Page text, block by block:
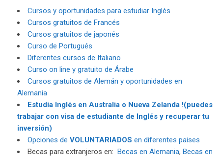
Cursos y oportunidades para estudiar Inglés
Cursos gratuitos de Francés
Cursos gratuitos de japonés
Curso de Portugués
Diferentes cursos de Italiano
Curso on line y gratuito de Árabe
Cursos gratuitos de Alemán y oportunidades en
Alemania
Estudia Inglés en Australia o Nueva Zelanda !(puedes
trabajar con visa de estudiante de Inglés y recuperar tu
inversión)
Opciones de VOLUNTARIADOS en diferentes paises
Becas para extranjeros en:
Becas en Alemania, Becas en